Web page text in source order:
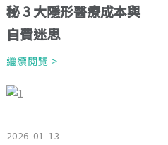
秘 3 大隱形醫療成本與
自費迷思
繼續閱覽 >
2026-01-13